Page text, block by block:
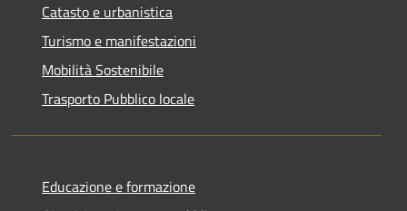
Catasto e urbanistica
Turismo e manifestazioni
Mobilità Sostenibile
Trasporto Pubblico locale
Educazione e formazione